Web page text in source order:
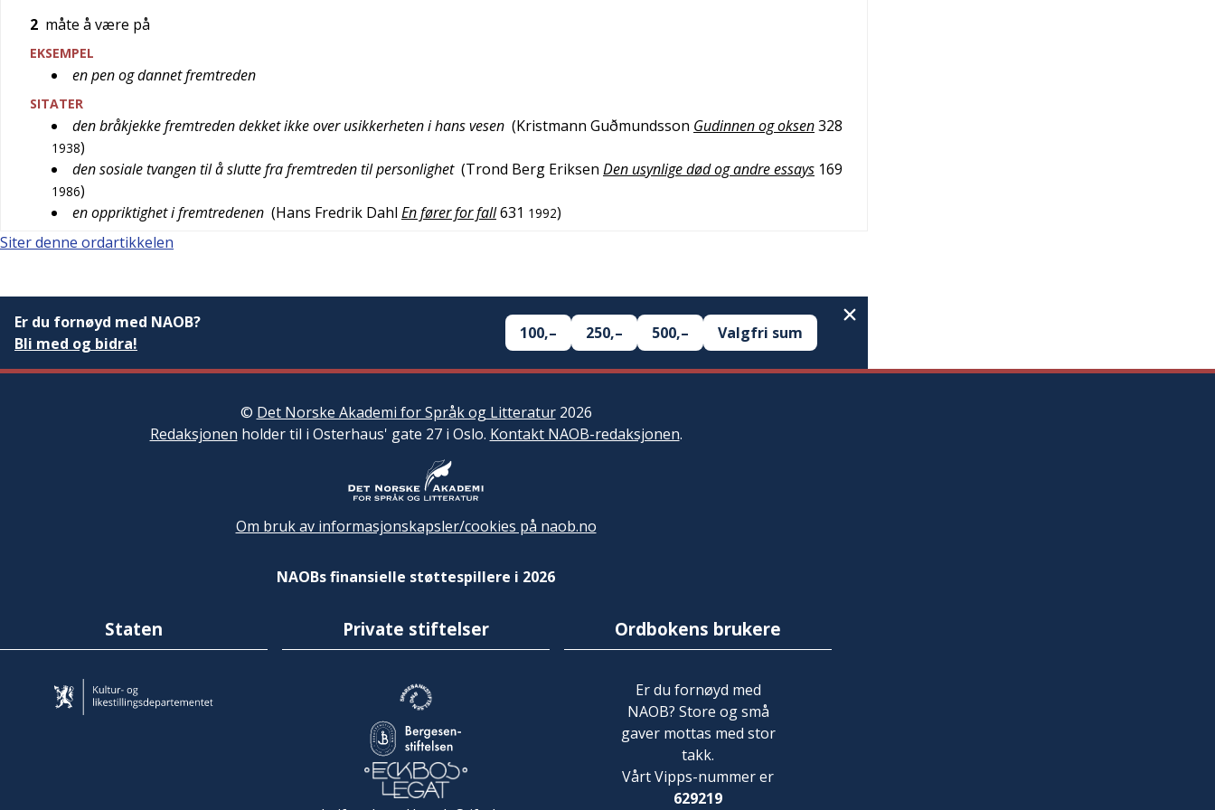
2 måte å være på
EKSEMPEL
en pen og dannet fremtreden
SITATER
den bråkjekke fremtreden dekket ikke over usikkerheten i hans vesen (Kristmann Guðmundsson Gudinnen og oksen328
1938)
den sosiale tvangen til å slutte fra fremtreden til personlighet (Trond Berg Eriksen Den usynlige død og andre essays 169
1986)
en oppriktighet i fremtredenen (Hans Fredrik Dahl En fører for fall631 1992)
Siter denne ordartikkelen
Er du fornøyd med NAOB?
Bli med og bidra!
100,– 250,– 500,– Valgfri sum
© Det Norske Akademi for Språk og Litteratur2026
Redaksjonen holder til i Osterhaus' gate 27 i Oslo. Kontakt NAOB-redaksjonen.
Om bruk av informasjonskapsler/cookies på naob.no
NAOBs finansielle støttespillere i 2026
Staten Private stiftelser Ordbokens brukere
Er du fornøyd med
NAOB? Store og små
gaver mottas med stor
takk.
Vårt Vipps-nummer er
629219